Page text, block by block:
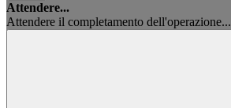
Attendere...
Attendere il completamento dell'operazione...